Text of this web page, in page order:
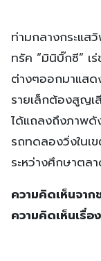
ท่ามกลางกระแ
ทรัค “มินิบิ๊กซี” เ
ต่างๆออกมาแสด
รายเล็กต้องสูญเ
ได้แถลงถึงภาพดั
รถทดลองวิ่งใน
ระหว่างศึกษาตล
ความคิดเห็นจา
ความคิดเห็นเรื่อ